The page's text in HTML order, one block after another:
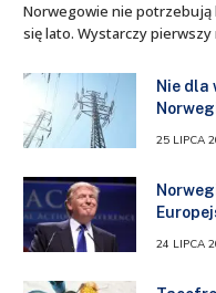
Norwegowie nie potrzebują
się lato. Wystarczy
Nie
25 LIPCA
24 LIPCA